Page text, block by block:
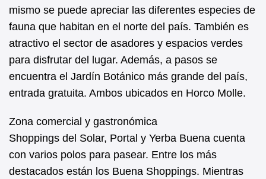
mismo se puede apreciar las diferentes especies de
fauna que habitan en el norte del país. También es
atractivo el sector de asadores y espacios verdes
para disfrutar del lugar. Además, a pasos se
encuentra el Jardín Botánico más grande del país,
entrada gratuita. Ambos ubicados en Horco Molle.
Zona comercial y gastronómica
Shoppings del Solar, Portal y Yerba Buena cuenta
con varios polos para pasear. Entre los más
destacados están los Buena Shoppings. Mientras